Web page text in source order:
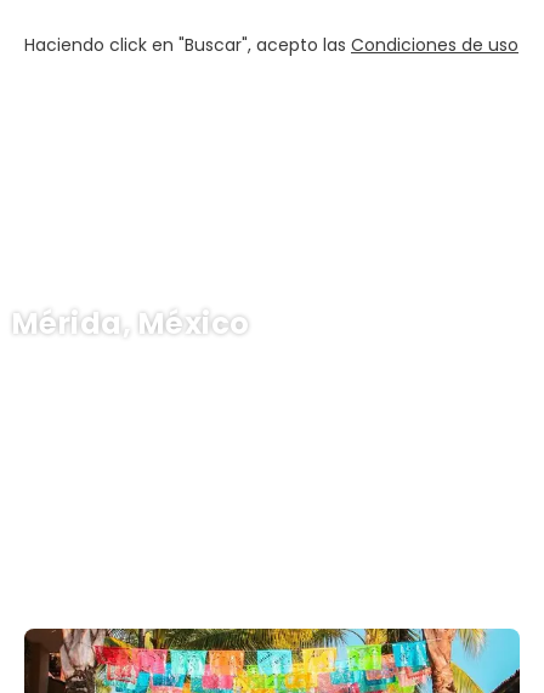
Mérida, México
Haciendo click en "Buscar", acepto las Condiciones de uso